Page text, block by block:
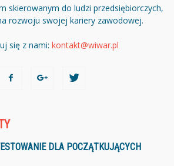
skierowanym do ludzi przedsiębiorczych,
rozwoju swojej kariery zawodowej.
się z nami: kontakt@wiwar.pl
DLA POCZĄTKUJĄCYCH